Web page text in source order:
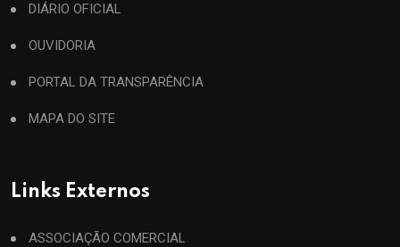
DIÁRIO OFICIAL
OUVIDORIA
PORTAL DA TRANSPARÊNCIA
MAPA DO SITE
Links Externos
ASSOCIAÇÃO COMERCIAL